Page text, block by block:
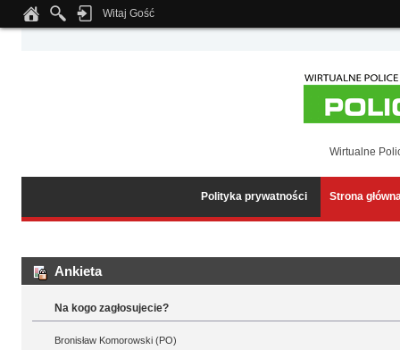
Notice: Undefined index: tapatalk_body_hook in
Witaj Gość
Wirtualne
Polityka prywatności Strona
Ankieta
Na kogo zagłosujecie?
Bronisław Komorowski (PO)